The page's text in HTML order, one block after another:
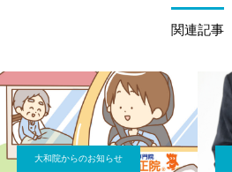
関連記事
大和院からのお知らせ